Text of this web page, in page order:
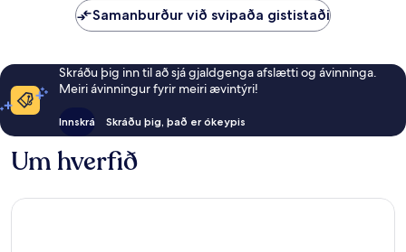
Samanburður við svipaða gististaði
Skráðu þig inn til að sjá gjaldgenga afslætti og ávinninga.
Meiri ávinningur fyrir meiri ævintýri!
Innskrá Skráðu þig, það er ókeypis
Um hverfið